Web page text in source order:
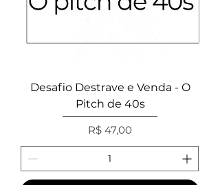
Desafio Destrave e Venda - O
Pitch de 40s
Preço
R$ 47,00